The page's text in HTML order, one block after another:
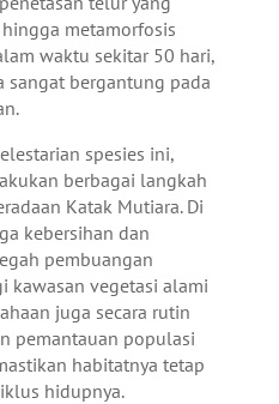
metamorfosis
waktu sekitar 50 hari,
sangat bergantung pada
spesies ini,
berbagai langkah
Katak Mutiara. Di
kebersihan dan
pembuangan
kawasan vegetasi alami
juga secara rutin
pemantauan populasi
habitatnya tetap
hidupnya.